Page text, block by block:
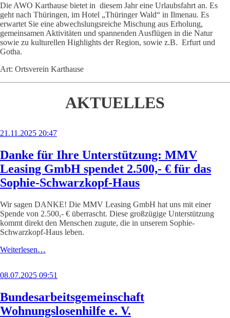
Die AWO Karthause bietet in diesem Jahr eine Urlaubsfahrt an. Es
geht nach Thüringen, im Hotel „Thüringer Wald“ in Ilmenau. Es
erwartet Sie eine abwechslungsreiche Mischung aus Erholung,
gemeinsamen Aktivitäten und spannenden Ausflügen in die Natur
sowie zu kulturellen Highlights der Region, sowie z.B. Erfurt und
Gotha.
Art: Ortsverein Karthause
AKTUELLES
21.11.2025 20:47
Danke für Ihre Unterstützung: MMV
Leasing GmbH spendet 2.500,- € für das
Sophie-Schwarzkopf-Haus
Wir sagen DANKE! Die MMV Leasing GmbH hat uns mit einer
Spende von 2.500,- € überrascht. Diese großzügige Unterstützung
kommt direkt den Menschen zugute, die in unserem Sophie-
Schwarzkopf-Haus leben.
Weiterlesen…
08.07.2025 09:51
Bundesarbeitsgemeinschaft
Wohnungslosenhilfe e. V.